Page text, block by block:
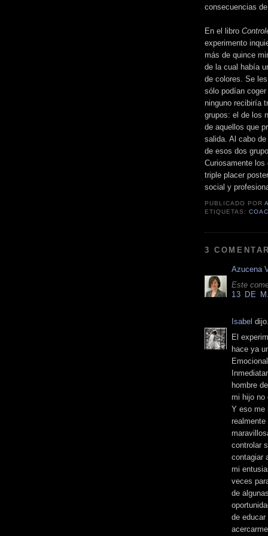
consecuencias
En el libro
experimento
más de quince
de la cual había
de colores. Se
sólo podían
ninguno recibiría
grupos: el de los
de aquellos que
salida. Al cabo
de esos dos
Curiosamente
triple placer
social y
PUBLICADO POR
ETIQUETAS:
3
Azucena
Este
13 DE
Isabel
El
hace ya
hombre
mi hijo no
Y eso me
controlar
contagiar
mi
veces
de
de